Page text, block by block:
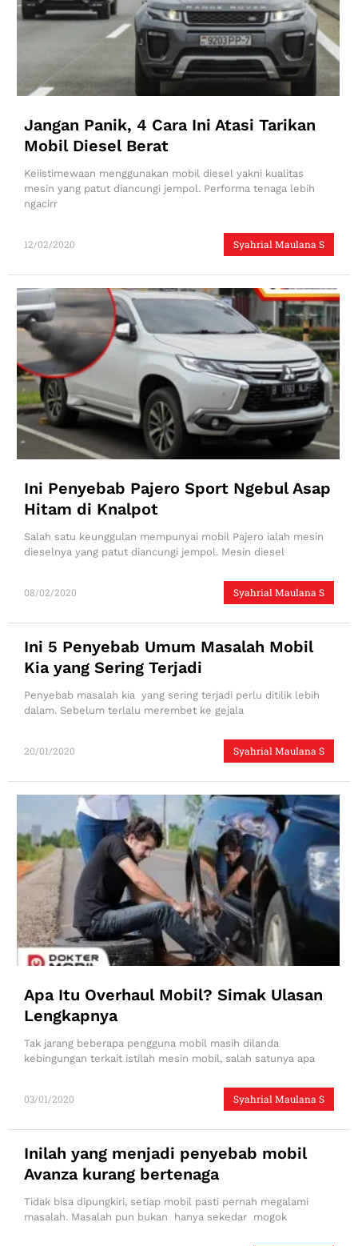
Jangan Panik, 4 Cara Ini Atasi Tarikan
Mobil Diesel Berat
Syahrial Maulana S
12/02/2020
Keiistimewaan menggunakan mobil diesel yakni kualitas
mesin yang patut diancungi jempol. Performa tenaga lebih
ngacirr
Ini Penyebab Pajero Sport Ngebul Asap
Hitam di Knalpot
Syahrial Maulana S
08/02/2020
Salah satu keunggulan mempunyai mobil Pajero ialah mesin
dieselnya yang patut diancungi jempol. Mesin diesel
Ini 5 Penyebab Umum Masalah Mobil
Kia yang Sering Terjadi
Syahrial Maulana S
20/01/2020
Penyebab masalah kia yang sering terjadi perlu ditilik lebih
dalam. Sebelum terlalu merembet ke gejala
Apa Itu Overhaul Mobil? Simak Ulasan
Lengkapnya
Syahrial Maulana S
03/01/2020
Tak jarang beberapa pengguna mobil masih dilanda
kebingungan terkait istilah mesin mobil, salah satunya apa
Inilah yang menjadi penyebab mobil
Avanza kurang bertenaga
Tidak bisa dipungkiri, setiap mobil pasti pernah megalami
masalah. Masalah pun bukan hanya sekedar mogok